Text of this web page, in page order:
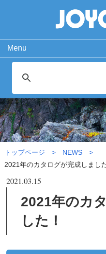
Menu
SPECIAL
よくある質問
FAQ
2021年のカ
した
トップページ
NEWS
2021年のカタログが完成しまし
2021.03.15
2021年のカ
した！